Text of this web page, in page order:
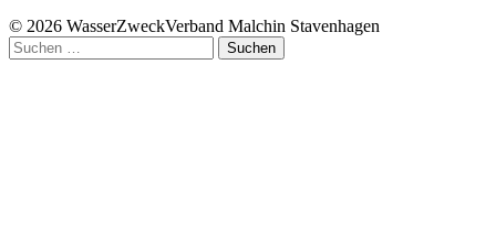
© 2026 WasserZweckVerband­ Malchin Stavenhagen